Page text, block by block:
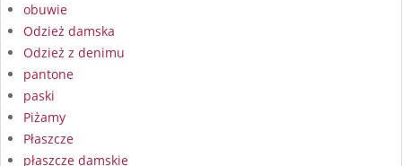
obuwie
Odzież damska
Odzież z denimu
pantone
paski
Piżamy
Płaszcze
płaszcze damskie